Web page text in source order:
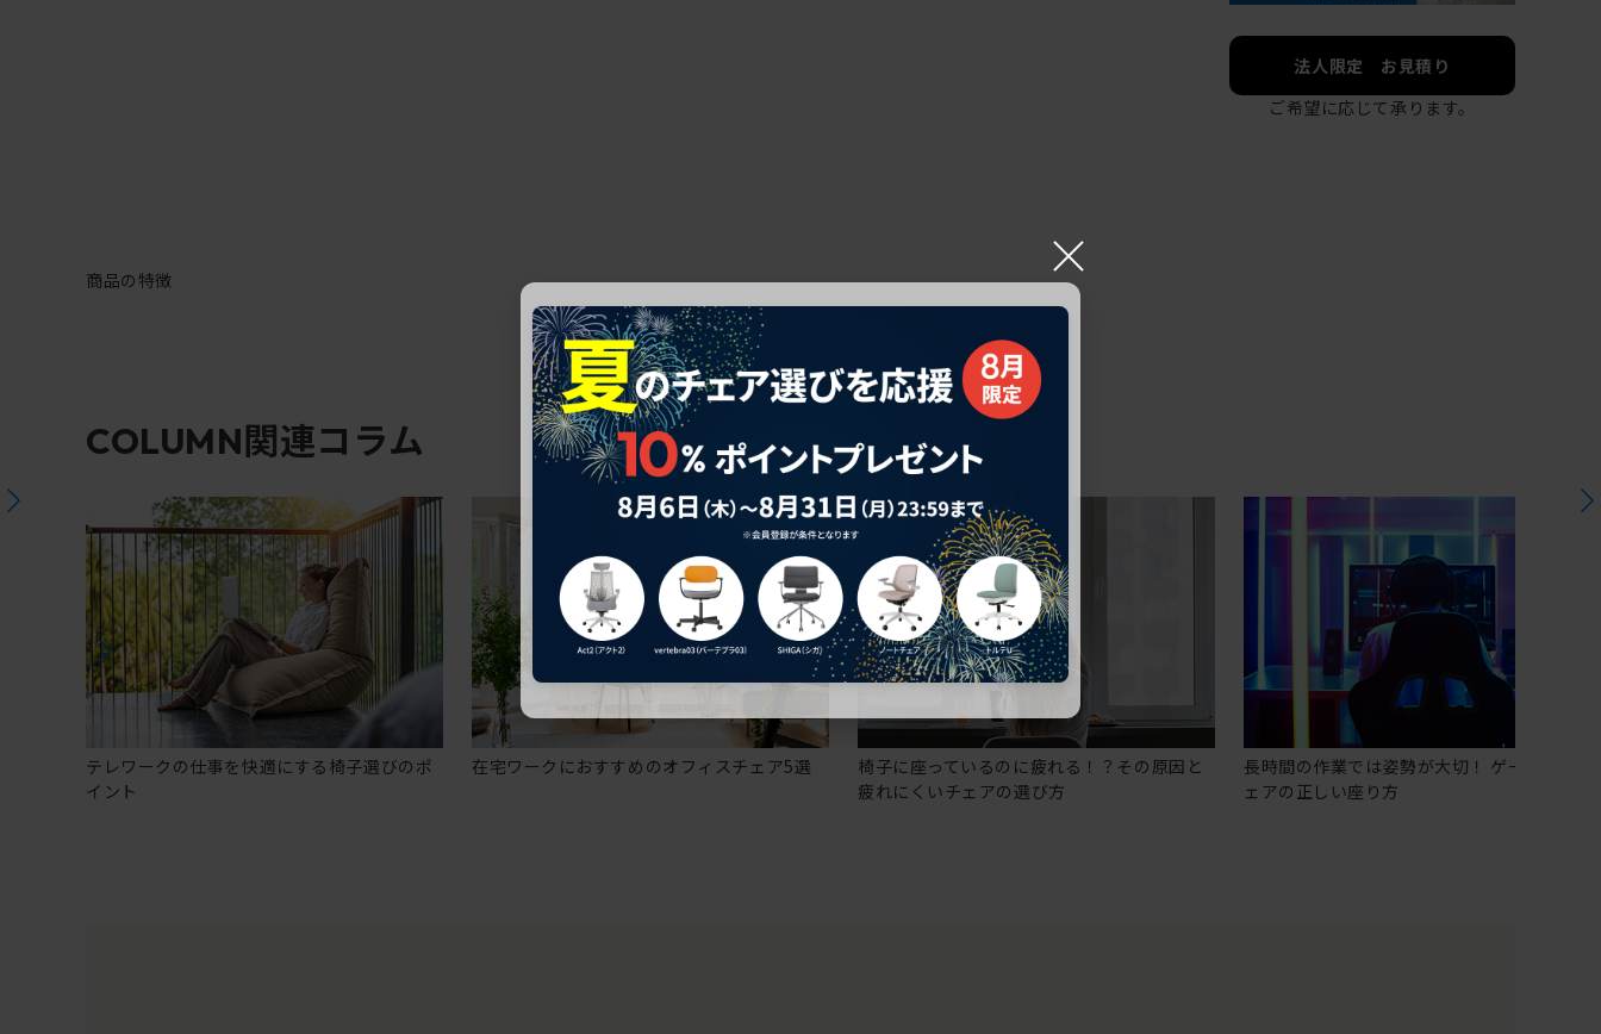
法人限定 お見積り
ご希望に応じて承ります。
商品の特徴
COLUMN関連コラム
テレワークの仕事を快適にする椅子選びのポ
イント
在宅ワークにおすすめのオフィスチェア5選
椅子に座っているのに疲れる！？その原因と
疲れにくいチェアの選び方
長時間の作業では姿勢が大切！ ゲーミングチ
ェアの正しい座り方
×